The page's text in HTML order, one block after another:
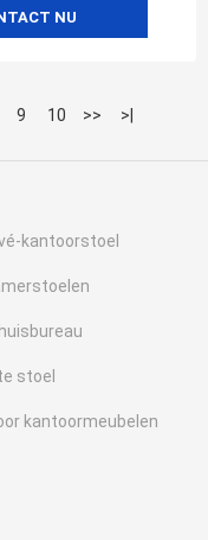
NU
9 10 >> >|
kantoorstoel
stoel
kantoormeubelen